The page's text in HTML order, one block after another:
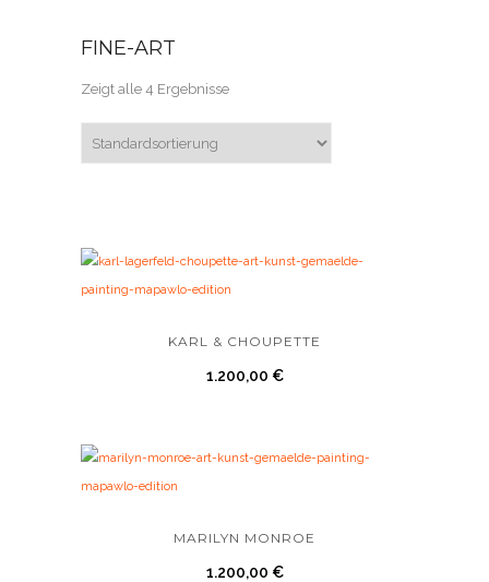
FINE-ART
Zeigt alle 4 Ergebnisse
KARL & CHOUPETTE
1.200,00 €
MARILYN MONROE
1.200,00 €